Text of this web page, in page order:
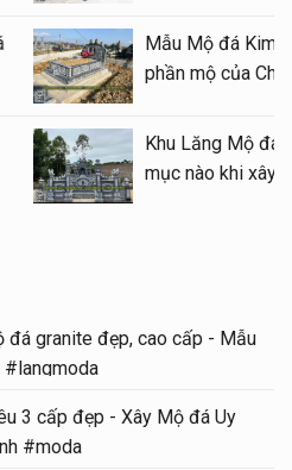
đá 1 mái đẹp – Long đình đá
(Gian thờ đá) tại khu Lăng
đá granite đẹp, cao cấp - Mẫu
3 cấp đẹp - Xây Mộ đá Uy
#moda